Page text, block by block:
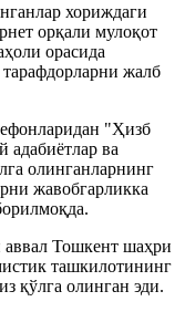
хориждаги
орқали мулоқот
орасида
тарафдорларни жалб
"Ҳизб
ва
олинганларнинг
жавобгарликка
аввал Тошкент шаҳри
ташкилотининг
қўлга олинган эди.